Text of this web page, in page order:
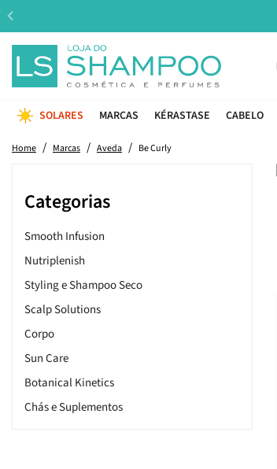
SOLARES MARCAS KÉRASTASE CABELO
Home Marcas Aveda Be Curly
Categorias
Smooth Infusion
Nutriplenish
Styling e Shampoo Seco
Scalp Solutions
Corpo
Sun Care
Botanical Kinetics
Chás e Suplementos